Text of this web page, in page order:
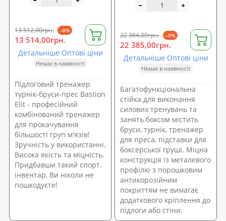
13 512,00грн. --0%
13 514,00грн.
Детальніше Оптові ціни
Немає в наявності
Підлоговий тренажер
турнік-бруси-прес Bastion
Elit - професійний
комбінований тренажер
для прокачування
більшості груп м'язів!
Зручність у використанні.
Висока якість та міцність.
Придбавши такий спорт.
інвентар, Ви ніколи не
пошкодуєте!
22 384,00грн. --0%
22 385,00грн.
Детальніше Оптові ціни
Немає в наявності
Багатофункціональна
стійка для виконання
силових тренувань та
занять боксом містить
бруси, турнік, тренажер
для преса, підставки для
боксерської груші. Міцна
конструкція із металевого
профілю з порошковим
антикорозійним
покриттям не вимагає
додаткового кріплення до
підлоги або стіни.